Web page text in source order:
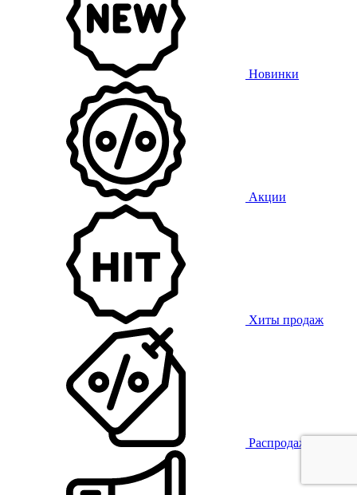
Новинки
Акции
Хиты продаж
Распродажа